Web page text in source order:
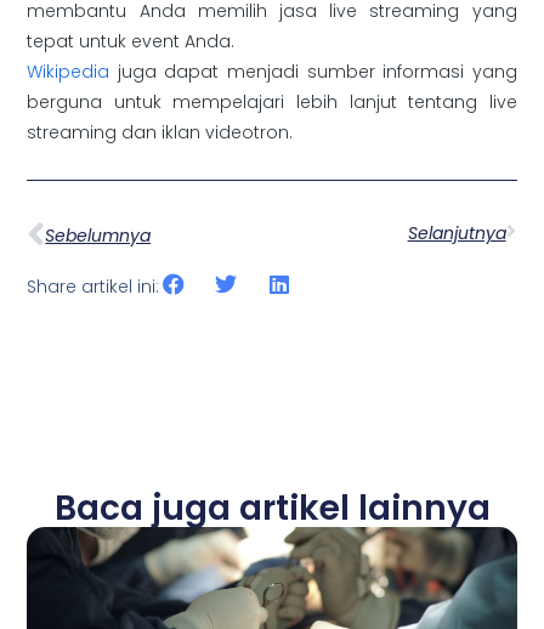
membantu Anda memilih jasa live streaming yang
tepat untuk event Anda.
Wikipedia juga dapat menjadi sumber informasi yang
berguna untuk mempelajari lebih lanjut tentang live
streaming dan iklan videotron.
Sebelumnya Selanjutnya
Share artikel ini:
Baca juga artikel lainnya